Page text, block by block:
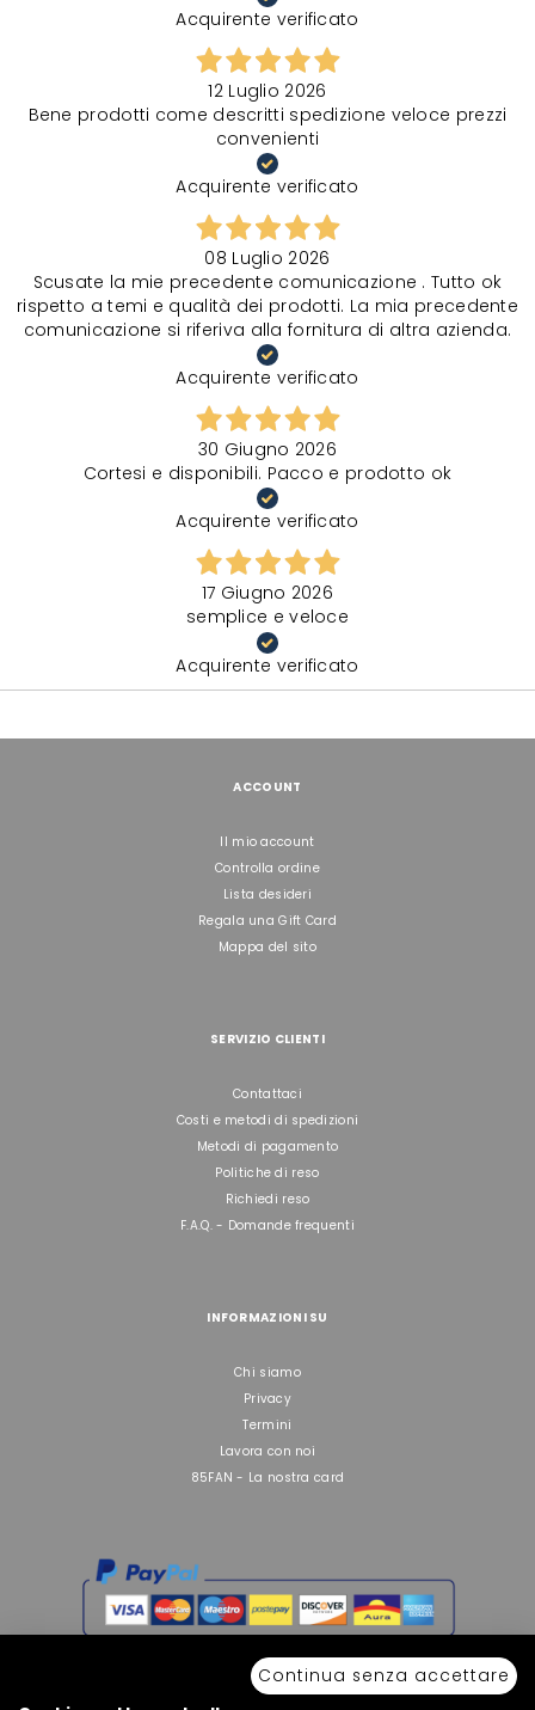
Acquirente verificato
12 Luglio 2026
Bene prodotti come descritti spedizione veloce prezzi
convenienti
Acquirente verificato
08 Luglio 2026
Scusate la mie precedente comunicazione . Tutto ok
rispetto a temi e qualità dei prodotti. La mia precedente
comunicazione si riferiva alla fornitura di altra azienda.
Acquirente verificato
30 Giugno 2026
Cortesi e disponibili. Pacco e prodotto ok
Acquirente verificato
17 Giugno 2026
semplice e veloce
Acquirente verificato
ACCOUNT
Il mio account
Controlla ordine
Lista desideri
Regala una Gift Card
Mappa del sito
SERVIZIO CLIENTI
Contattaci
Costi e metodi di spedizioni
Metodi di pagamento
Politiche di reso
Richiedi reso
F.A.Q. - Domande frequenti
INFORMAZIONI SU
Chi siamo
Privacy
Termini
Lavora con noi
85FAN - La nostra card
Continua senza accettare